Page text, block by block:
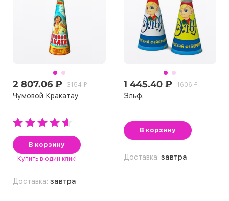
2 807.06 ₽ 3154 ₽
Чумoвoй Крaкaтaу
В корзину
Купить в один клик!
Доставка: завтра
1 445.40 ₽ 1606 ₽
Эльф.
В корзину
Доставка: завтра